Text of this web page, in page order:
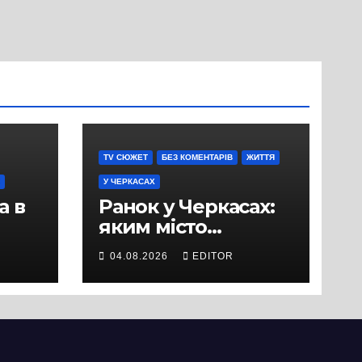
в
TV СЮЖЕТ БЕЗ КОМЕНТАРІВ ЖИТТЯ
У ЧЕРКАСАХ
Ранок у Черкасах:
яким місто
зустрічає новий
день
04.08.2026 EDITOR